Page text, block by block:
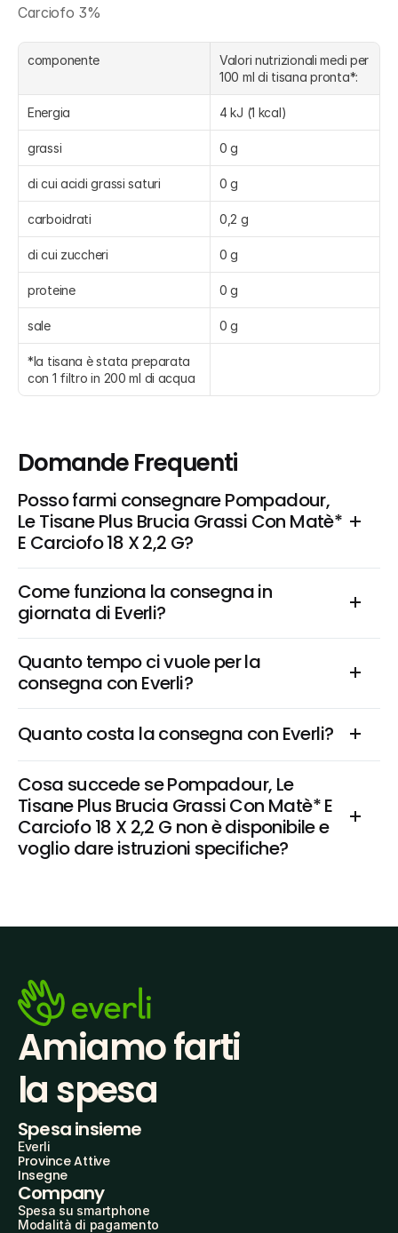
Carciofo 3%
componente
Valori nutrizionali medi per
100 ml di tisana pronta*:
Energia 4 kJ (1 kcal)
grassi 0 g
di cui acidi grassi saturi 0 g
carboidrati 0,2 g
di cui zuccheri 0 g
proteine 0 g
sale 0 g
*la tisana è stata preparata
con 1 filtro in 200 ml di acqua
Domande Frequenti
Posso farmi consegnare Pompadour,
Le Tisane Plus Brucia Grassi Con Matè*
E Carciofo 18 X 2,2 G?
Come funziona la consegna in
giornata di Everli?
Quanto tempo ci vuole per la
consegna con Everli?
Quanto costa la consegna con Everli?
Cosa succede se Pompadour, Le
Tisane Plus Brucia Grassi Con Matè* E
Carciofo 18 X 2,2 G non è disponibile e
voglio dare istruzioni specifiche?
Amiamo farti
la spesa
Spesa insieme
Everli
Province Attive
Insegne
Company
Spesa su smartphone
Modalità di pagamento